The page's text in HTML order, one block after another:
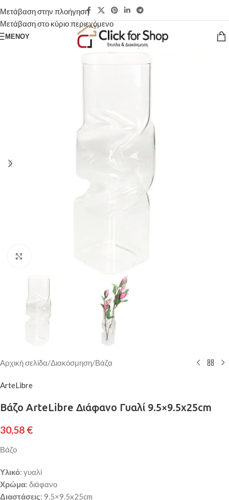
Μετάβαση στην πλοήγηση
Μετάβαση στο κύριο περιεχόμενο
ΜΕΝΟΎ
Αρχική σελίδα/Διακόσμηση/Βάζα
ArteLibre
Βάζο ArteLibre Διάφανο Γυαλί 9.5×9.5x25cm
30,58 €
Βάζο
Υλικό: γυαλί
Χρώμα: διάφανο
Διαστάσεις: 9.5×9.5x25cm